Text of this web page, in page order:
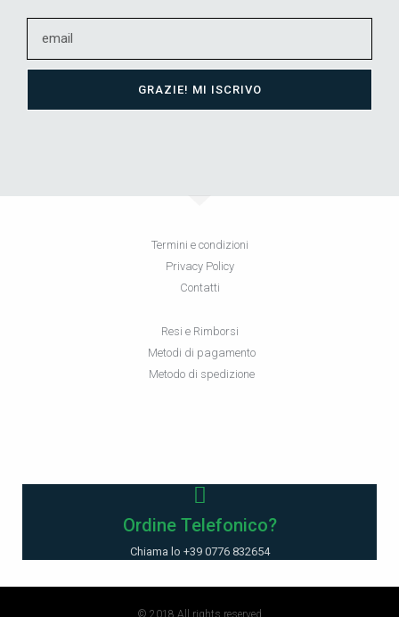
GRAZIE! MI ISCRIVO
Termini e condizioni
Privacy Policy
Contatti
Resi e Rimborsi
Metodi di pagamento
Metodo di spedizione
Ordine Telefonico?
Chiama lo +39 0776 832654
© 2018 All rights reserved